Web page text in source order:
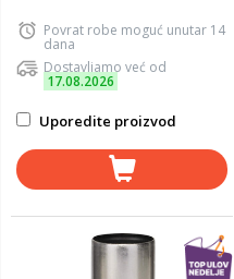
Povrat robe moguć unutar 14
dana
Dostavljamo već od
17.08.2026
Uporedite proizvod